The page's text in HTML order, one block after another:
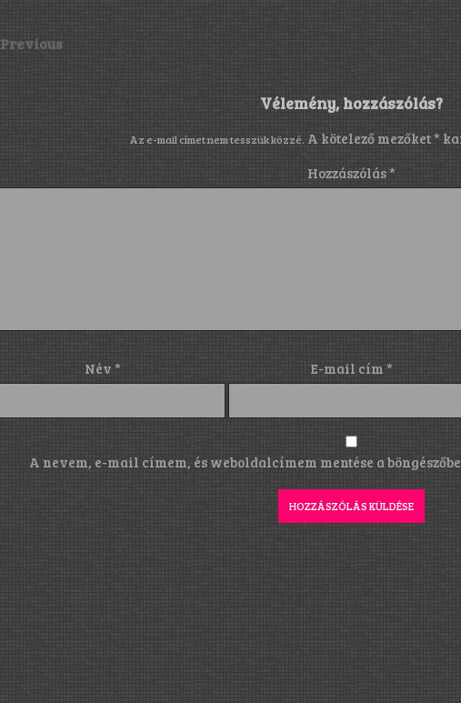
Previous
Vélemény, hozzászólás?
Az e-mail címet nem tesszük közzé. A kötelező mezőket *
Hozzászólás*
Név * E-mail cím *
A nevem, e-mail címem, és weboldalcímem mentése a